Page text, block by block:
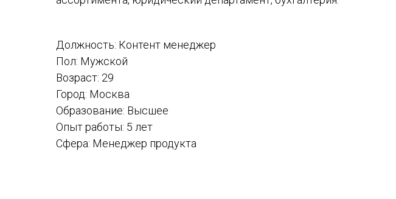
Должность: Контент менеджер
Пол: Мужской
Возраст: 29
Город: Москва
Образование: Высшее
Опыт работы: 5 лет
Сфера: Менеджер продукта